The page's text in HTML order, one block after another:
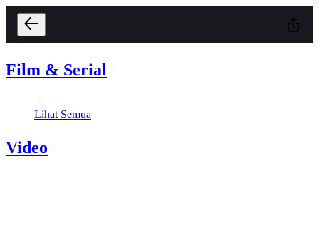
Film & Serial
Lihat Semua
Video